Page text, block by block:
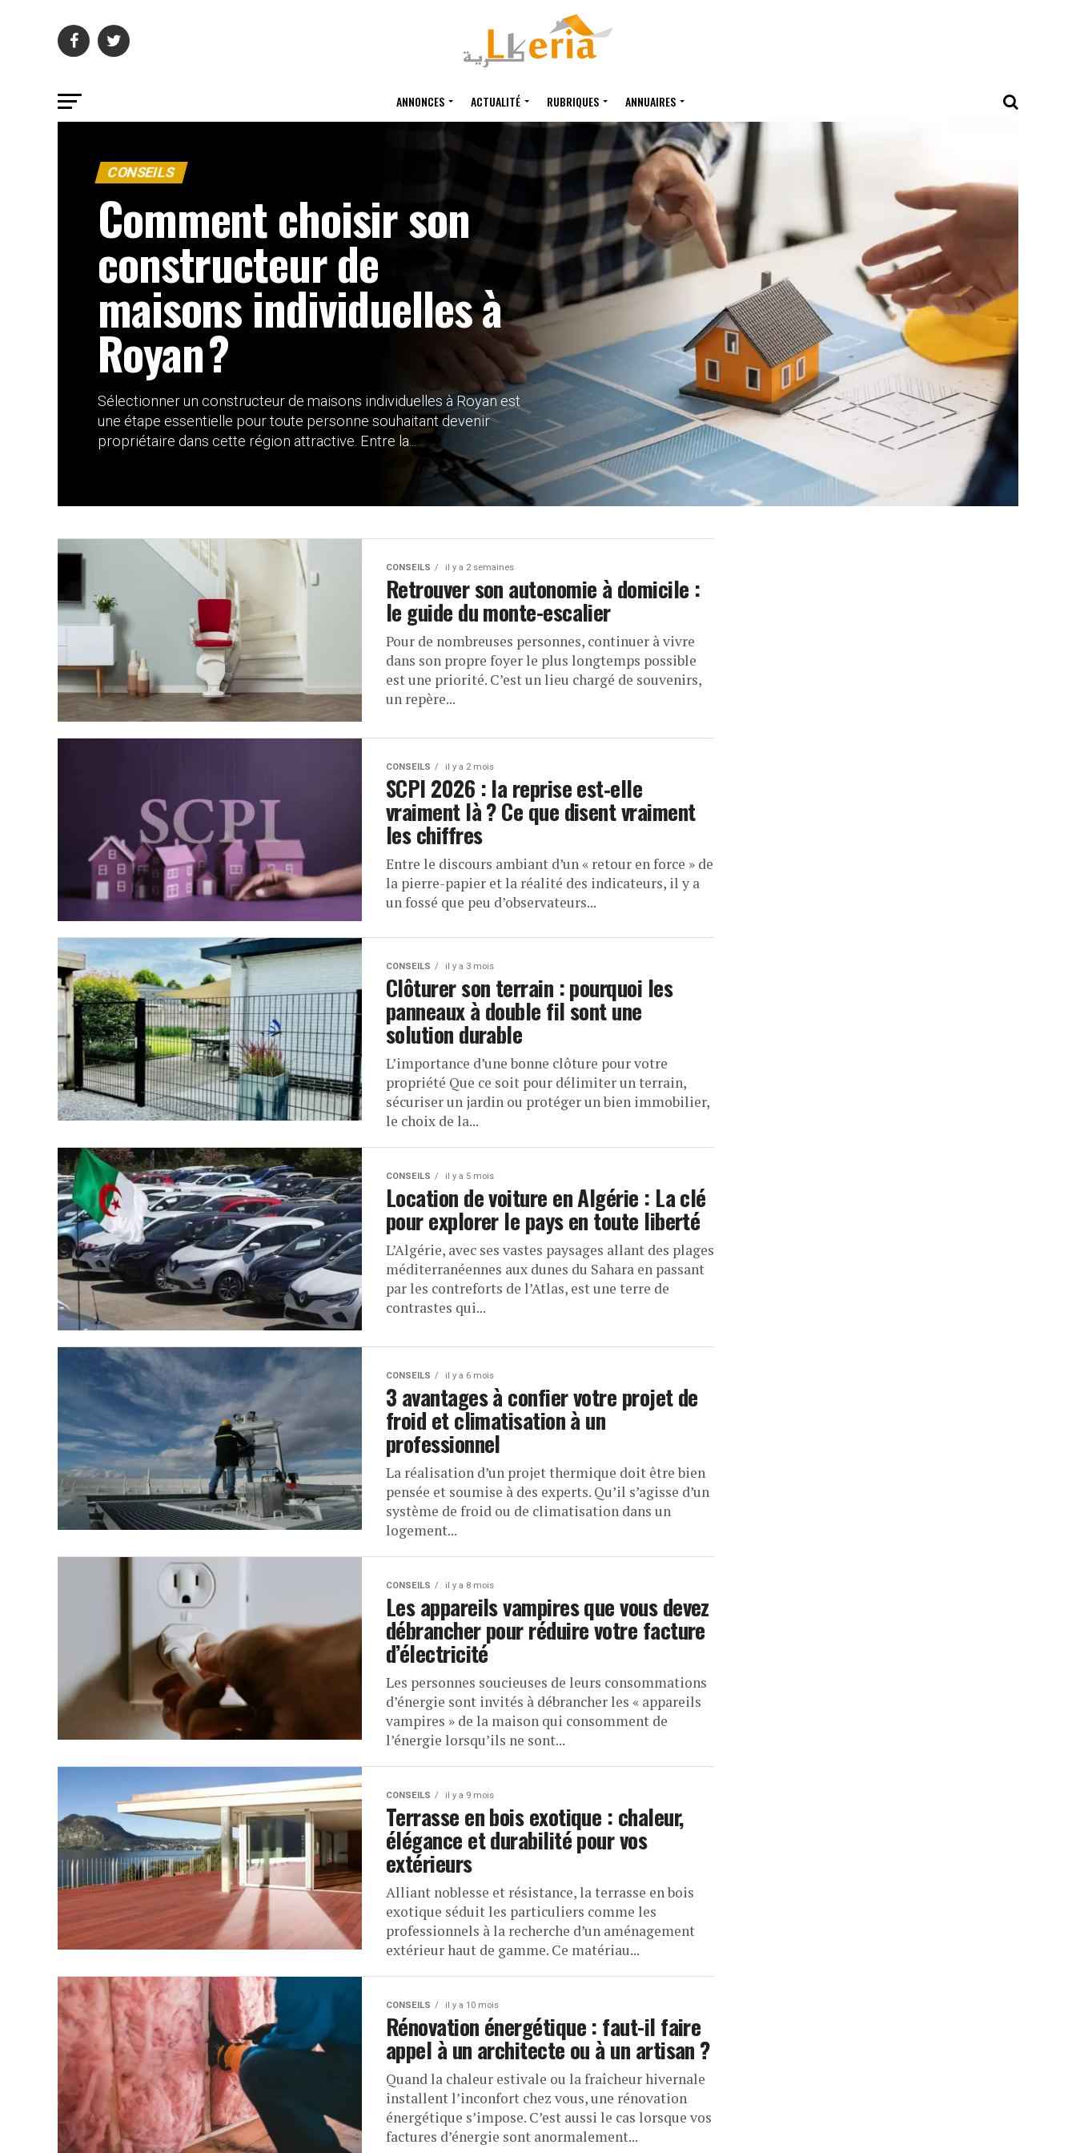
ANNONCES ACTUALITÉ RUBRIQUES ANNUAIRES
CONSEILS
Comment choisir son
constructeur de
maisons individuelles à
Royan ?
Sélectionner un constructeur de maisons individuelles à Royan est
une étape essentielle pour toute personne souhaitant devenir
propriétaire dans cette région attractive. Entre la...
CONSEILS il y a 2 semaines
Retrouver son autonomie à domicile :
le guide du monte-escalier
Pour de nombreuses personnes, continuer à vivre
dans son propre foyer le plus longtemps possible
est une priorité. C’est un lieu chargé de souvenirs,
un repère...
CONSEILS il y a 2 mois
SCPI 2026 : la reprise est‑elle
vraiment là ? Ce que disent vraiment
les chiffres
Entre le discours ambiant d’un « retour en force » de
la pierre-papier et la réalité des indicateurs, il y a
un fossé que peu d’observateurs...
CONSEILS il y a 3 mois
Clôturer son terrain : pourquoi les
panneaux à double fil sont une
solution durable
L’importance d’une bonne clôture pour votre
propriété Que ce soit pour délimiter un terrain,
sécuriser un jardin ou protéger un bien immobilier,
le choix de la...
CONSEILS il y a 5 mois
Location de voiture en Algérie : La clé
pour explorer le pays en toute liberté
L’Algérie, avec ses vastes paysages allant des plages
méditerranéennes aux dunes du Sahara en passant
par les contreforts de l’Atlas, est une terre de
contrastes qui...
CONSEILS il y a 6 mois
3 avantages à confier votre projet de
froid et climatisation à un
professionnel
La réalisation d’un projet thermique doit être bien
pensée et soumise à des experts. Qu’il s’agisse d’un
système de froid ou de climatisation dans un
logement...
CONSEILS il y a 8 mois
Les appareils vampires que vous devez
débrancher pour réduire votre facture
d’électricité
Les personnes soucieuses de leurs consommations
d’énergie sont invités à débrancher les « appareils
vampires » de la maison qui consomment de
l’énergie lorsqu’ils ne sont...
CONSEILS il y a 9 mois
Terrasse en bois exotique : chaleur,
élégance et durabilité pour vos
extérieurs
Alliant noblesse et résistance, la terrasse en bois
exotique séduit les particuliers comme les
professionnels à la recherche d’un aménagement
extérieur haut de gamme. Ce matériau...
CONSEILS il y a 10 mois
Rénovation énergétique : faut-il faire
appel à un architecte ou à un artisan ?
Quand la chaleur estivale ou la fraîcheur hivernale
installent l’inconfort chez vous, une rénovation
énergétique s’impose. C’est aussi le cas lorsque vos
factures d’énergie sont anormalement...